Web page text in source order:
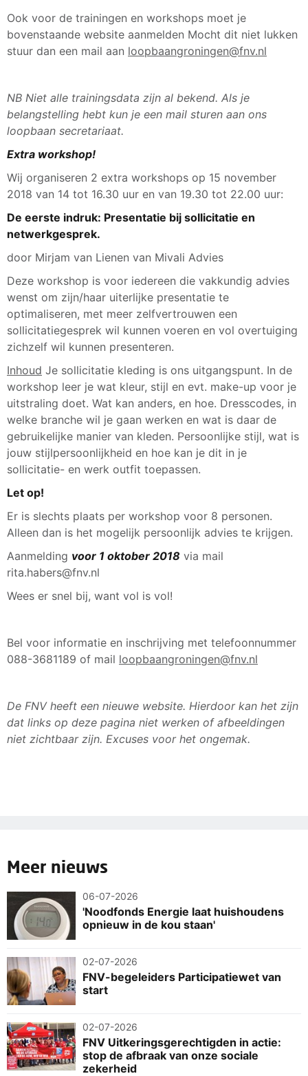
Ook voor de trainingen en workshops moet je
bovenstaande website aanmelden Mocht dit niet lukken
stuur dan een mail aan loopbaangroningen@fnv.nl
NB Niet alle trainingsdata zijn al bekend. Als je
belangstelling hebt kun je een mail sturen aan ons
loopbaan secretariaat.
Extra workshop!
Wij organiseren 2 extra workshops op 15 november
2018 van 14 tot 16.30 uur en van 19.30 tot 22.00 uur:
De eerste indruk: Presentatie bij sollicitatie en
netwerkgesprek.
door Mirjam van Lienen van Mivali Advies
Deze workshop is voor iedereen die vakkundig advies
wenst om zijn/haar uiterlijke presentatie te
optimaliseren, met meer zelfvertrouwen een
sollicitatiegesprek wil kunnen voeren en vol overtuiging
zichzelf wil kunnen presenteren.
Inhoud Je sollicitatie kleding is ons uitgangspunt. In de
workshop leer je wat kleur, stijl en evt. make-up voor je
uitstraling doet. Wat kan anders, en hoe. Dresscodes, in
welke branche wil je gaan werken en wat is daar de
gebruikelijke manier van kleden. Persoonlijke stijl, wat is
jouw stijlpersoonlijkheid en hoe kan je dit in je
sollicitatie- en werk outfit toepassen.
Let op!
Er is slechts plaats per workshop voor 8 personen.
Alleen dan is het mogelijk persoonlijk advies te krijgen.
Aanmelding voor 1 oktober 2018 via mail
rita.habers@fnv.nl
Wees er snel bij, want vol is vol!
Bel voor informatie en inschrijving met telefoonnummer
088-3681189 of mail loopbaangroningen@fnv.nl
De FNV heeft een nieuwe website. Hierdoor kan het zijn
dat links op deze pagina niet werken of afbeeldingen
niet zichtbaar zijn. Excuses voor het ongemak.
Meer nieuws
06-07-2026
'Noodfonds Energie laat huishoudens
opnieuw in de kou staan'
02-07-2026
FNV-begeleiders Participatiewet van
start
02-07-2026
FNV Uitkeringsgerechtigden in actie:
stop de afbraak van onze sociale
zekerheid